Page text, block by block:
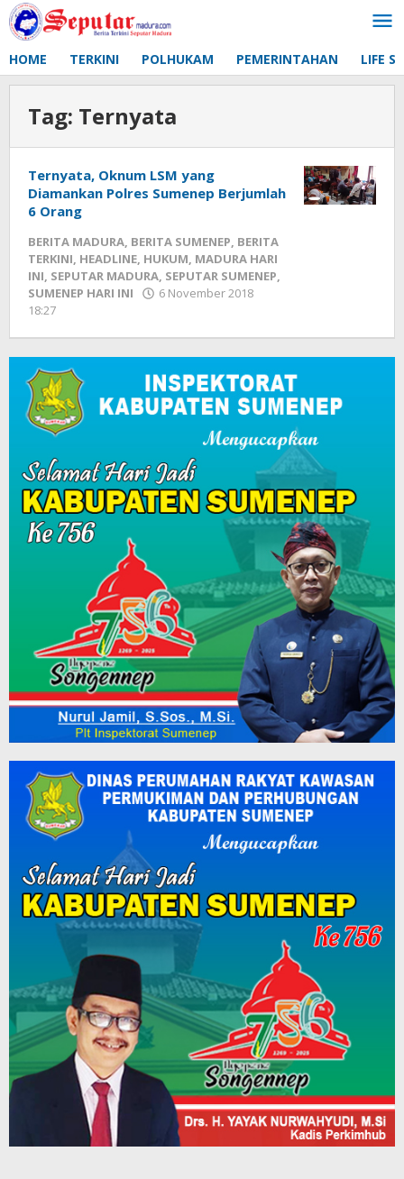
Lewati
ke
HOME TERKINI POLHUKAM PEMERINTAHAN LIFE
Tag: Ternyata
Ternyata, Oknum LSM yang
Diamankan Polres Sumenep Berjumlah
6 Orang
BERITA MADURA, BERITA SUMENEP, BERITA
TERKINI, HEADLINE, HUKUM, MADURA HARI
INI, SEPUTAR MADURA, SEPUTAR SUMENEP,
SUMENEP HARI INI
6 November 2018
18:27